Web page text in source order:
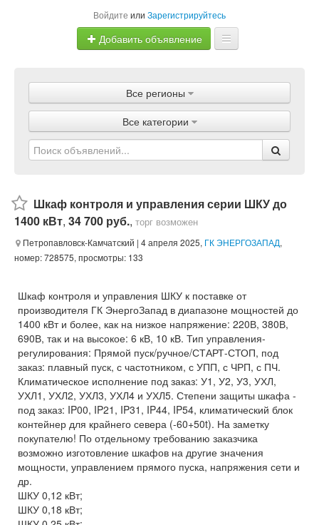
Войдите или Зарегистрируйтесь
Добавить объявление
Объявления
Магазины
Услуги
Все регионы
Все категории
Шкаф контроля и управления серии ШКУ до
1400 кВт, 34 700 руб., торг возможен
Петропавловск-Камчатский | 4 апреля 2025, ГК ЭНЕРГОЗАПАД,
номер: 728575, просмотры: 133
Шкаф контроля и управления ШКУ к поставке от
производителя ГК ЭнергоЗапад в диапазоне мощностей до
1400 кВт и более, как на низкое напряжение: 220В, 380В,
690В, так и на высокое: 6 кВ, 10 кВ. Тип управления-
регулирования: Прямой пуск/ручное/СТАРТ-СТОП, под
заказ: плавный пуск, с частотником, с УПП, с ЧРП, с ПЧ.
Климатическое исполнение под заказ: У1, У2, У3, УХЛ,
УХЛ1, УХЛ2, УХЛ3, УХЛ4 и УХЛ5. Степени защиты шкафа -
под заказ: IP00, IP21, IP31, IP44, IP54, климатический блок
контейнер для крайнего севера (-60+50t). На заметку
покупателю! По отдельному требованию заказчика
возможно изготовление шкафов на другие значения
мощности, управлением прямого пуска, напряжения сети и
др.
ШКУ 0,12 кВт;
ШКУ 0,18 кВт;